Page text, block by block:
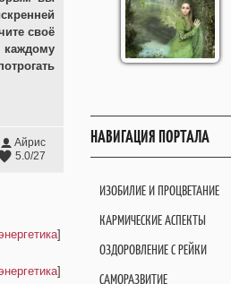
своё
каждому
Айрис
5.0/27
]
]
НАВИГАЦИЯ ПОРТАЛА
ИЗОБИЛИЕ И ПРОЦВЕТАНИЕ
КАРМИЧЕСКИЕ АСПЕКТЫ
ОЗДОРОВЛЕНИЕ С РЕЙКИ
САМОРАЗВИТИЕ